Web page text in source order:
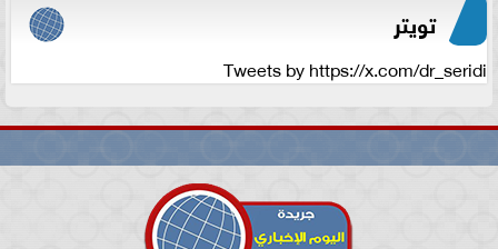
تويتر
Tweets by https://x.com/dr_seridi